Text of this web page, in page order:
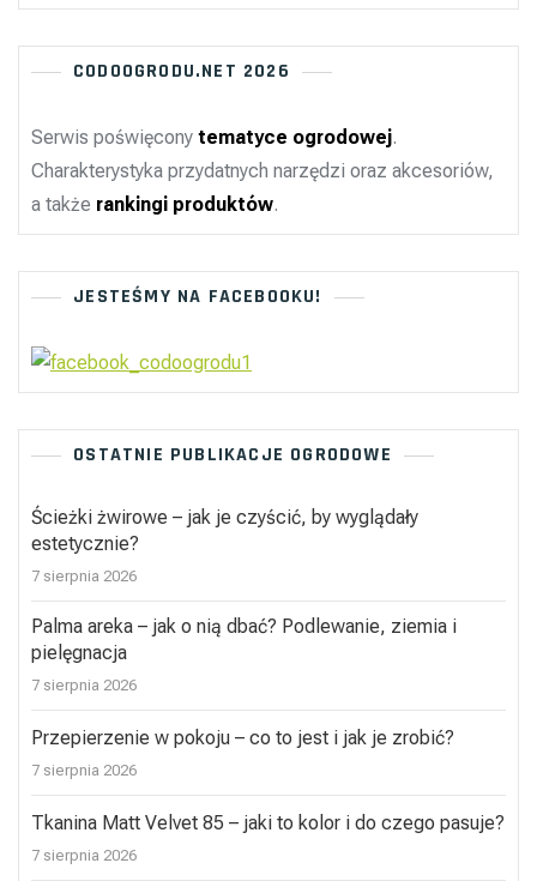
CODOOGRODU.NET 2026
Serwis poświęcony tematyce ogrodowej.
Charakterystyka przydatnych narzędzi oraz akcesoriów,
a także rankingi produktów.
JESTEŚMY NA FACEBOOKU!
OSTATNIE PUBLIKACJE OGRODOWE
Ścieżki żwirowe – jak je czyścić, by wyglądały
estetycznie?
7 sierpnia 2026
Palma areka – jak o nią dbać? Podlewanie, ziemia i
pielęgnacja
7 sierpnia 2026
Przepierzenie w pokoju – co to jest i jak je zrobić?
7 sierpnia 2026
Tkanina Matt Velvet 85 – jaki to kolor i do czego pasuje?
7 sierpnia 2026